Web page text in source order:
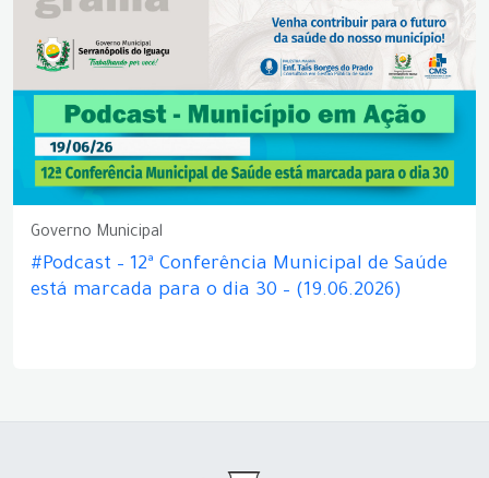
Governo Municipal
#Podcast – 12ª Conferência Municipal de Saúde
está marcada para o dia 30 – (19.06.2026)